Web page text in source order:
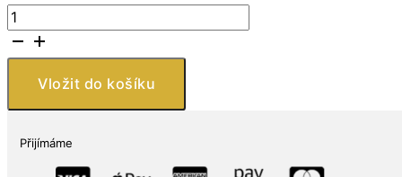
Sunshine
Minting
Stříbrná
mince
Leaf
(Lipový
Vložit do košíku
Přijímáme